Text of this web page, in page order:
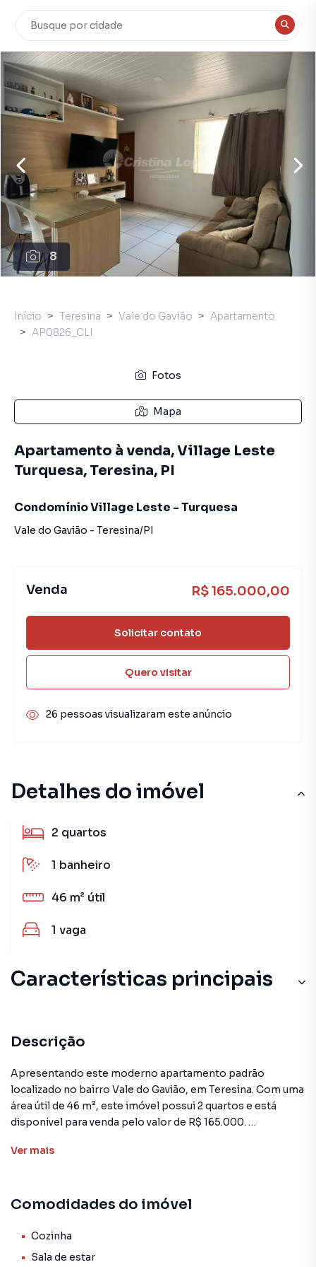
8
Detalhes do imóvel
2 quartos
1 banheiro
46 m² útil
1 vaga
Características principais
Descrição
Apresentando este moderno apartamento padrão
localizado no bairro Vale do Gavião, em Teresina. Com uma
área útil de 46 m², este imóvel possui 2 quartos e está
disponível para venda pelo valor de R$ 165.000.
O apartamento está localizado no Condomínio Village
imóvel conta com cozinha, sala de jantar, sala de estar,
banheiro e cozinha, além de revestimento em cerâmica.
Ver mais
Comodidades do imóvel
Cozinha
Sala de estar
Início Teresina Vale do Gavião
Apartamento
AP0826_CLI
Fotos
Mapa
Apartamento à venda, Village Leste
Turquesa, Teresina, PI
Condomínio Village Leste - Turquesa
Vale do Gavião - Teresina/PI
Venda R$ 165.000,00
Solicitar contato
Quero visitar
26 pessoas visualizaram este anúncio